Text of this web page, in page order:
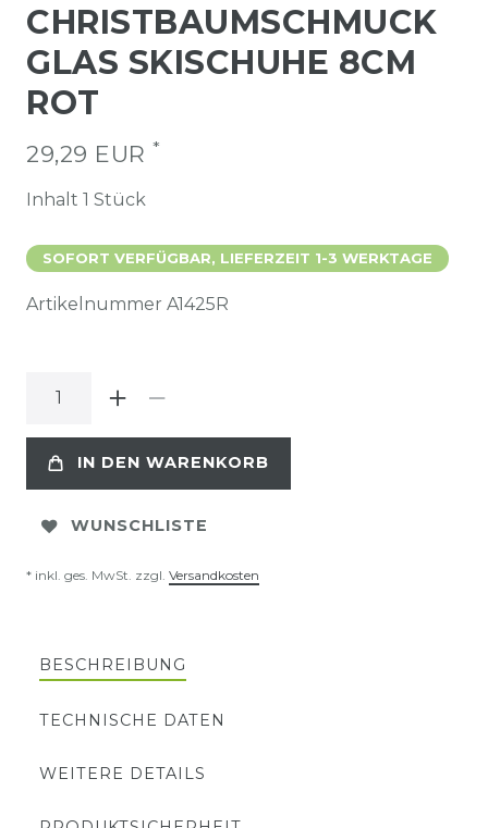
CHRISTBAUMSCHMUCK
GLAS SKISCHUHE 8CM
ROT
29,29 EUR *
Inhalt 1 Stück
SOFORT VERFÜGBAR, LIEFERZEIT 1-3 WERKTAGE
Artikelnummer A1425R
IN DEN WARENKORB
WUNSCHLISTE
* inkl. ges. MwSt. zzgl. Versandkosten
BESCHREIBUNG
TECHNISCHE DATEN
WEITERE DETAILS